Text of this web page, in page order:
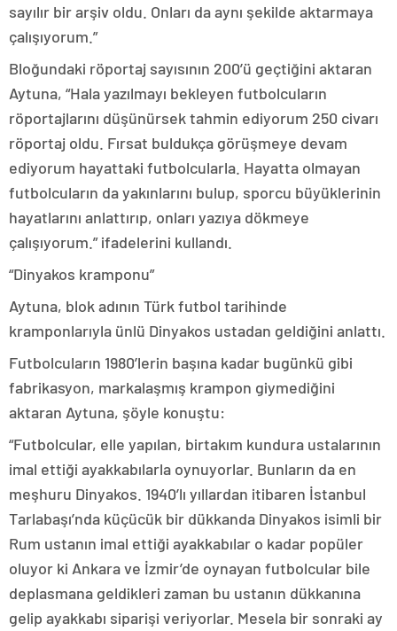
sayılır bir arşiv oldu. Onları da aynı şekilde aktarmaya
çalışıyorum.”
Bloğundaki röportaj sayısının 200’ü geçtiğini aktaran
Aytuna, “Hala yazılmayı bekleyen futbolcuların
röportajlarını düşünürsek tahmin ediyorum 250 civarı
röportaj oldu. Fırsat buldukça görüşmeye devam
ediyorum hayattaki futbolcularla. Hayatta olmayan
futbolcuların da yakınlarını bulup, sporcu büyüklerinin
hayatlarını anlattırıp, onları yazıya dökmeye
çalışıyorum.” ifadelerini kullandı.
“Dinyakos kramponu”
Aytuna, blok adının Türk futbol tarihinde
kramponlarıyla ünlü Dinyakos ustadan geldiğini anlattı.
Futbolcuların 1980’lerin başına kadar bugünkü gibi
fabrikasyon, markalaşmış krampon giymediğini
aktaran Aytuna, şöyle konuştu:
“Futbolcular, elle yapılan, birtakım kundura ustalarının
imal ettiği ayakkabılarla oynuyorlar. Bunların da en
meşhuru Dinyakos. 1940’lı yıllardan itibaren İstanbul
Tarlabaşı’nda küçücük bir dükkanda Dinyakos isimli bir
Rum ustanın imal ettiği ayakkabılar o kadar popüler
oluyor ki Ankara ve İzmir’de oynayan futbolcular bile
deplasmana geldikleri zaman bu ustanın dükkanına
gelip ayakkabı siparişi veriyorlar. Mesela bir sonraki ay